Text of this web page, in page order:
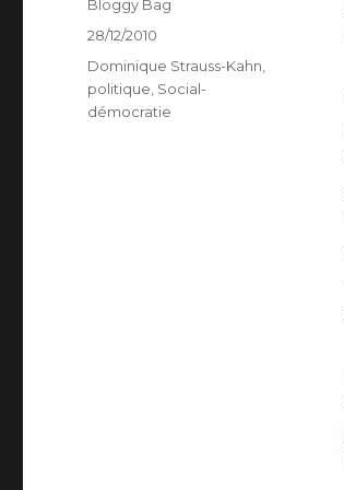
Auteur
Bloggy Bag
Publié
le
28/12/2010
Catégories
Dominique Strauss-Kahn,
politique, Social-
démocratie